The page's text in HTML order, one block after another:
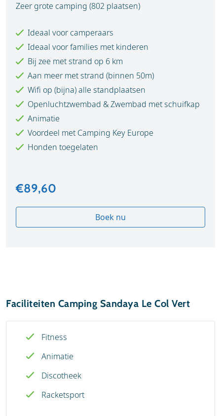
Zeer grote camping (802 plaatsen)
Ideaal voor camperaars
Ideaal voor families met kinderen
Bij zee met strand op 6 km
Aan meer met strand (binnen 50m)
Wifi op (bijna) alle standplaatsen
Openluchtzwembad & Zwembad met schuifkap
Animatie
Voordeel met Camping Key Europe
Honden toegelaten
€89,60
Boek nu
Faciliteiten Camping Sandaya Le Col Vert
Fitness
Animatie
Discotheek
Racketsport